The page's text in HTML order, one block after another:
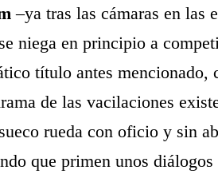
–ya tras las cámaras en las
niega en principio a
título antes mencionado,
de las vacilaciones
rueda con oficio y sin
que primen unos diálogos